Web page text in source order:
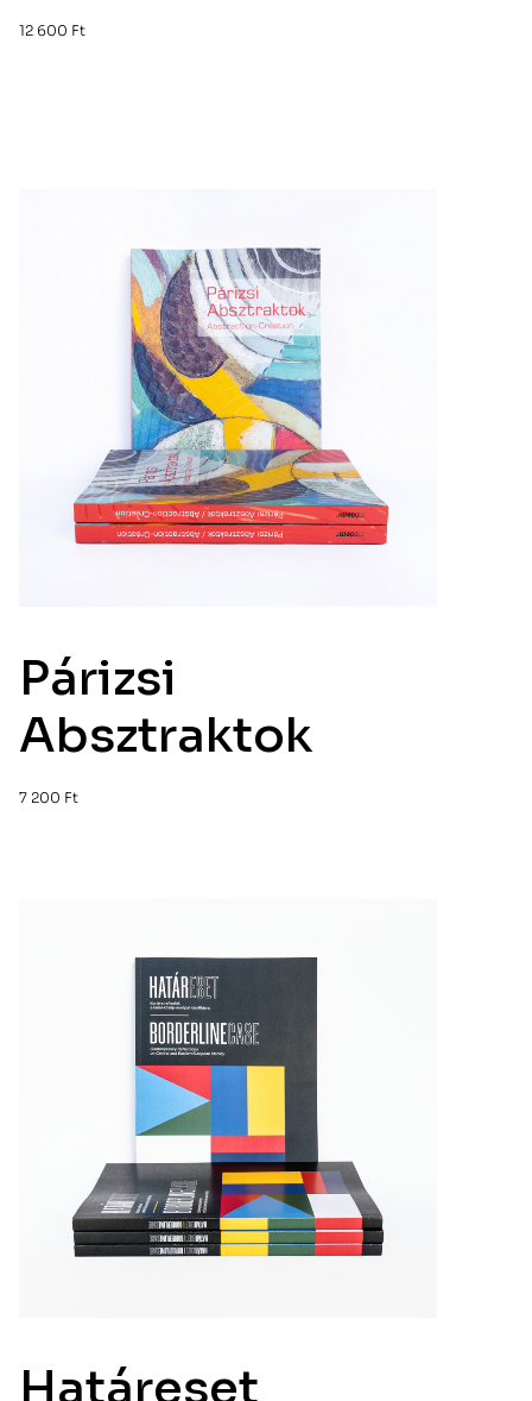
12 600 Ft
Párizsi
Absztraktok
7 200 Ft
Határeset